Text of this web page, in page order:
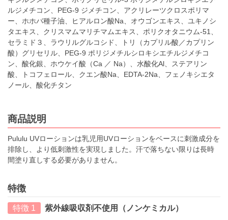
ルジメチコン、PEG-9 ジメチコン、アクリレーツクロスポリマ
ー、ホホバ種子油、ヒアルロン酸Na、オウゴンエキス、ユキノシ
タエキス、クリスマムマリチマムエキス、ポリクオタニウム-51、
セラミド３、ラウリルグルコシド、トリ（カプリル酸／カプリン
酸）グリセリル、PEG-9 ポリジメチルシロキシエチルジメチコ
ン、酸化銀、ホウケイ酸（Ca ／ Na）、水酸化Al、ステアリン
酸、トコフェロール、クエン酸Na、EDTA-2Na、フェノキシエタ
ノール、酸化チタン
商品説明
Pululu UVローションは乳児用UVローションをベースに刺激成分を
排除し、より低刺激性を実現しました。汗で落ちない限りは長時
間塗り直しする必要がありません。
特徴
特徴 1 紫外線吸収剤不使用（ノンケミカル）